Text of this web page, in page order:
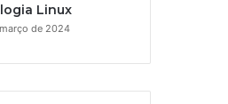
Linux
de 2024